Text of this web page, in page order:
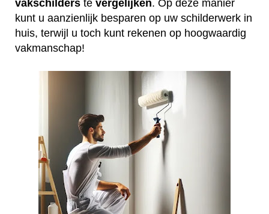
vakschilders te vergelijken. Op deze manier
kunt u aanzienlijk besparen op uw schilderwerk in
huis, terwijl u toch kunt rekenen op hoogwaardig
vakmanschap!